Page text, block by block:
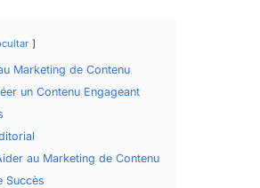
Marketing de Contenu
un Contenu Engageant
au Marketing de Contenu
Succès